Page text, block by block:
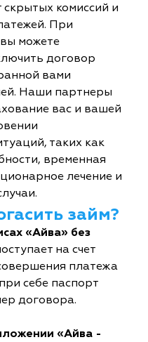
комиссий и
При
можете
договор
вами
Наши партнеры
вас и вашей
таких как
временная
лечение и
займ?
«Айва» без
на счет
платежа
себе паспорт
договора.
«Айва -